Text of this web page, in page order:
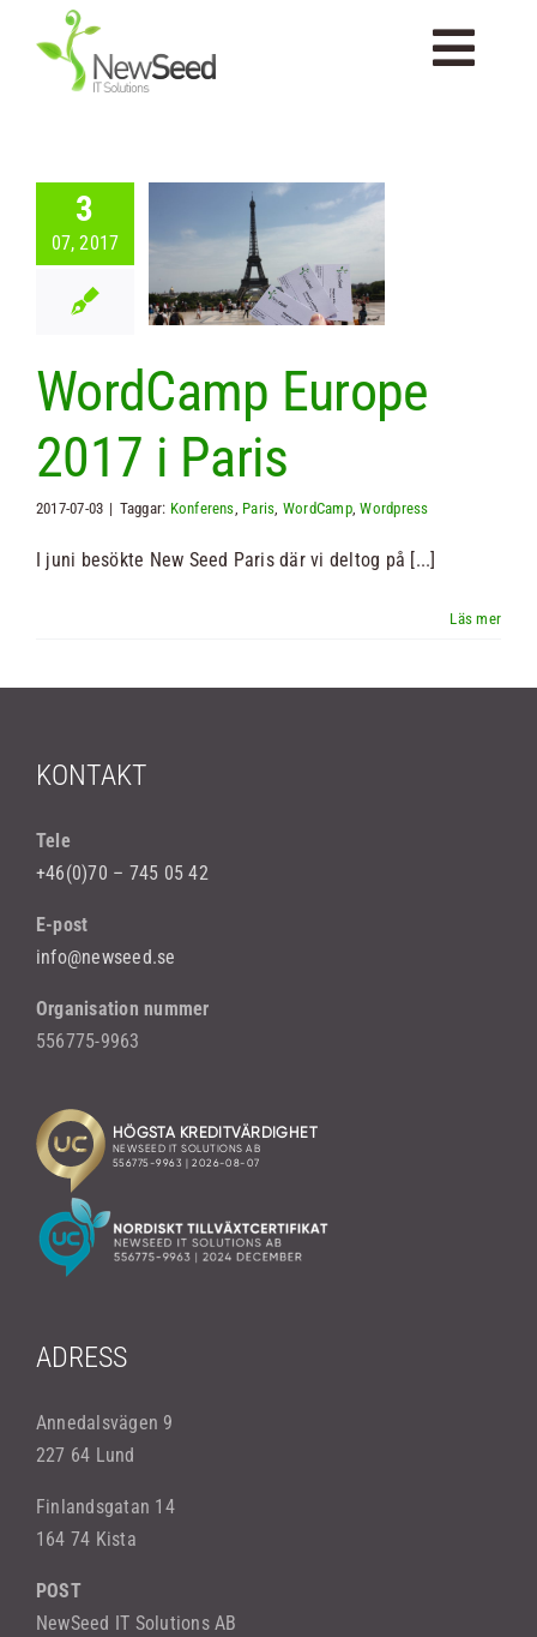
innehållet
Om Newseed
Tjänster
Kompetenser
Portfolio
efter:
3
07, 2017
2017 i
WordCamp Europe
2017 i Paris
2017-07-03 | Taggar: Konferens, Paris, WordCamp,Wordpress
I juni besökte New Seed Paris där vi deltog på [...]
KONTAKT
Tele
+46(0)70 – 745 05 42
E-post
info@newseed.se
Organisation nummer
556775-9963
ADRESS
Annedalsvägen 9
227 64 Lund
Finlandsgatan 14
164 74 Kista
POST
NewSeed IT Solutions AB